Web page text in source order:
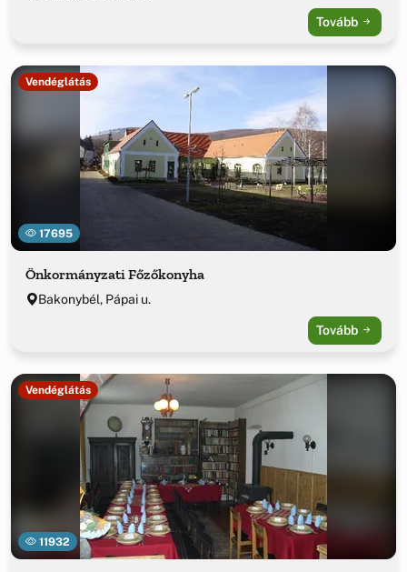
Tovább
17695
Vendéglátás
Önkormányzati Főzőkonyha
Bakonybél, Pápai u.
Tovább
11932
Vendéglátás